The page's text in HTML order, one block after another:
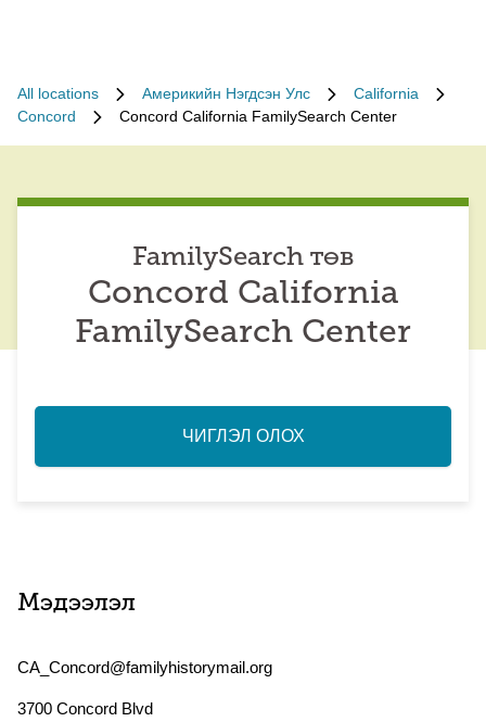
All locations Америкийн Нэгдсэн Улс
California
Concord
Concord California FamilySearch Center
FamilySearch төв
Concord California
FamilySearch Center
ЧИГЛЭЛ ОЛОХ
Мэдээлэл
CA_Concord@familyhistorymail.org
3700 Concord Blvd